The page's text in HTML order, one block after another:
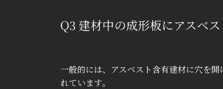
Q3 建材中の成形板にアスベ
一般的には、アスベスト含有建材に穴を
れています。